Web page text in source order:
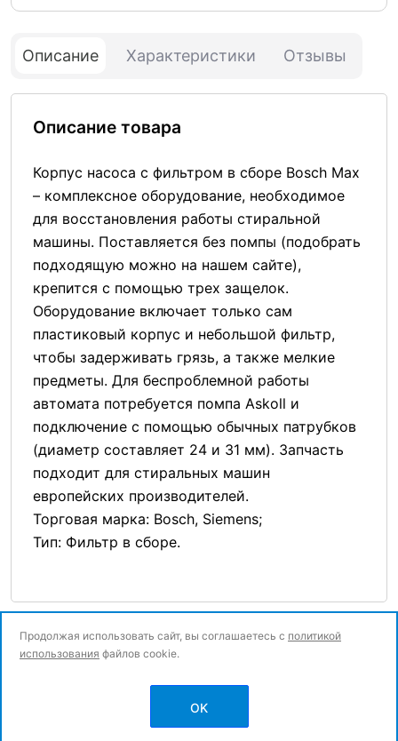
Описание Характеристики Отзывы
Описание товара
Корпус насоса с фильтром в сборе Bosch Max
– комплексное оборудование, необходимое
для восстановления работы стиральной
машины. Поставляется без помпы (подобрать
подходящую можно на нашем сайте),
крепится с помощью трех защелок.
Оборудование включает только сам
пластиковый корпус и небольшой фильтр,
чтобы задерживать грязь, а также мелкие
предметы. Для беспроблемной работы
автомата потребуется помпа Askoll и
подключение с помощью обычных патрубков
(диаметр составляет 24 и 31 мм). Запчасть
подходит для стиральных машин
европейских производителей.
Торговая марка: Bosch, Siemens;
Тип: Фильтр в сборе.
Политика конфиденциальности
Продолжая использовать сайт, вы соглашаетесь с политикой
использования файлов cookie.
OK